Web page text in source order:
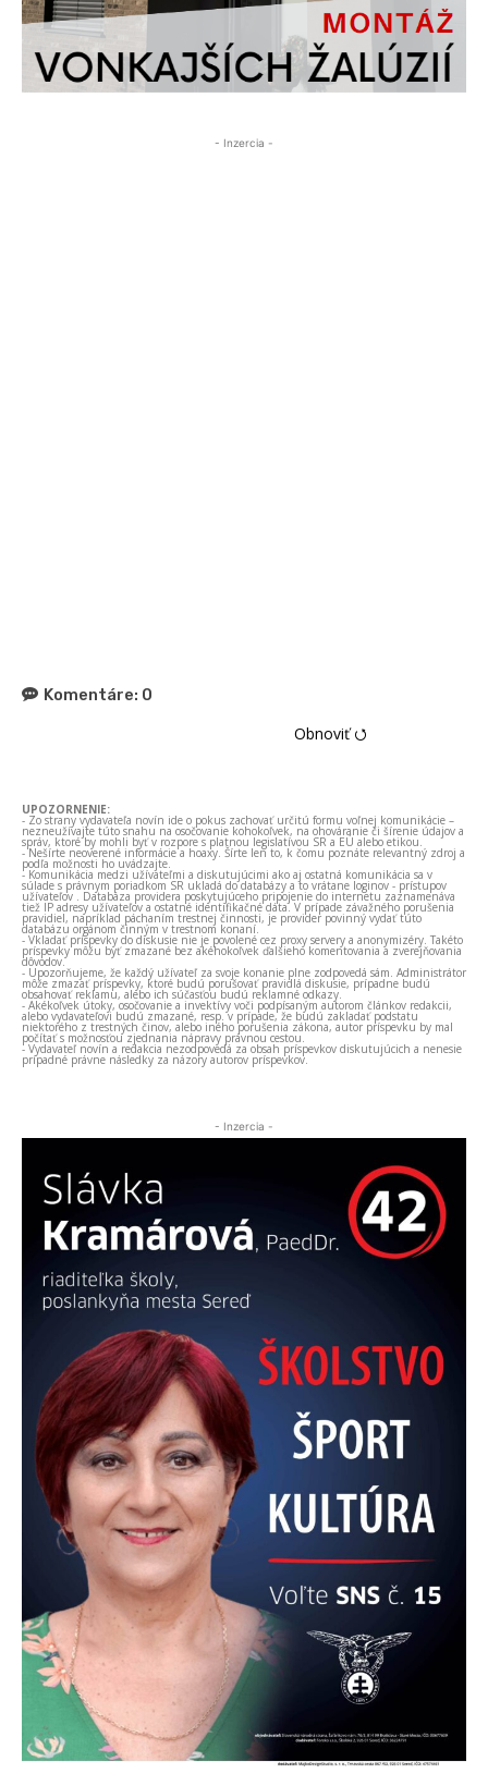
- Inzercia -
Komentáre: 0
Obnoviť ⭯
UPOZORNENIE:
- Zo strany vydavateľa novín ide o pokus zachovať určitú formu voľnej komunikácie –
nezneužívajte túto snahu na osočovanie kohokoľvek, na ohováranie či šírenie údajov a
správ, ktoré by mohli byť v rozpore s platnou legislatívou SR a EÚ alebo etikou.
- Nešírte neoverené informácie a hoaxy. Šírte len to, k čomu poznáte relevantný zdroj a
podľa možnosti ho uvádzajte.
- Komunikácia medzi užívateľmi a diskutujúcimi ako aj ostatná komunikácia sa v
súlade s právnym poriadkom SR ukladá do databázy a to vrátane loginov - prístupov
užívateľov . Databáza providera poskytujúceho pripojenie do internetu zaznamenáva
tiež IP adresy užívateľov a ostatné identifikačné dáta. V prípade závažného porušenia
pravidiel, napríklad páchaním trestnej činnosti, je provider povinný vydať túto
databázu orgánom činným v trestnom konaní.
- Vkladať príspevky do diskusie nie je povolené cez proxy servery a anonymizéry. Takéto
príspevky môžu byť zmazané bez akéhokoľvek ďalšieho komentovania a zverejňovania
dôvodov.
- Upozorňujeme, že každý užívateľ za svoje konanie plne zodpovedá sám. Administrátor
môže zmazať príspevky, ktoré budú porušovať pravidlá diskusie, prípadne budú
obsahovať reklamu, alebo ich súčasťou budú reklamné odkazy.
- Akékoľvek útoky, osočovanie a invektívy voči podpísaným autorom článkov redakcii,
alebo vydavateľovi budú zmazané, resp. v prípade, že budú zakladať podstatu
niektorého z trestných činov, alebo iného porušenia zákona, autor príspevku by mal
počítať s možnosťou zjednania nápravy právnou cestou.
- Vydavateľ novín a redakcia nezodpovedá za obsah príspevkov diskutujúcich a nenesie
prípadné právne následky za názory autorov príspevkov.
- Inzercia -